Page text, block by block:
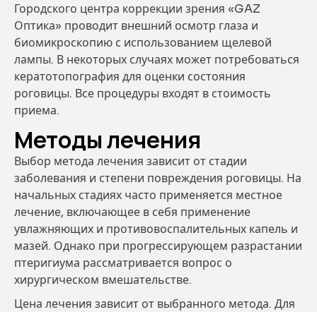
Городского центра коррекции зрения «GAZ
Оптика» проводит внешний осмотр глаза и
биомикроскопию с использованием щелевой
лампы. В некоторых случаях может потребоваться
кератотопография для оценки состояния
роговицы. Все процедуры входят в стоимость
приема.
Методы лечения
Выбор метода лечения зависит от стадии
заболевания и степени повреждения роговицы. На
начальных стадиях часто применяется местное
лечение, включающее в себя применение
увлажняющих и противовоспалительных капель и
мазей. Однако при прогрессирующем разрастании
птеригиума рассматривается вопрос о
хирургическом вмешательстве.
Цена лечения зависит от выбранного метода. Для